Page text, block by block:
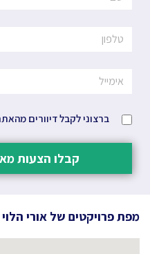
ברצוני לקבל דיוורים
קבלו הצעות
מפת פרויקטים של אורי הלוי